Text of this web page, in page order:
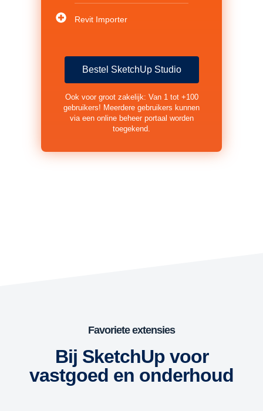
Revit Importer
Bestel SketchUp Studio
Ook voor groot zakelijk: Van 1 tot +100
gebruikers! Meerdere gebruikers kunnen
via een online beheer portaal worden
toegekend.
Favoriete extensies
Bij SketchUp voor
vastgoed en onderhoud